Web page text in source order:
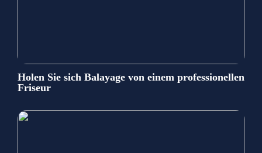
Holen Sie sich Balayage von einem professionellen
Friseur